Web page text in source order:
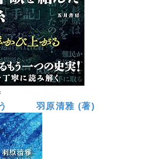
追う 羽原清雅 (著)